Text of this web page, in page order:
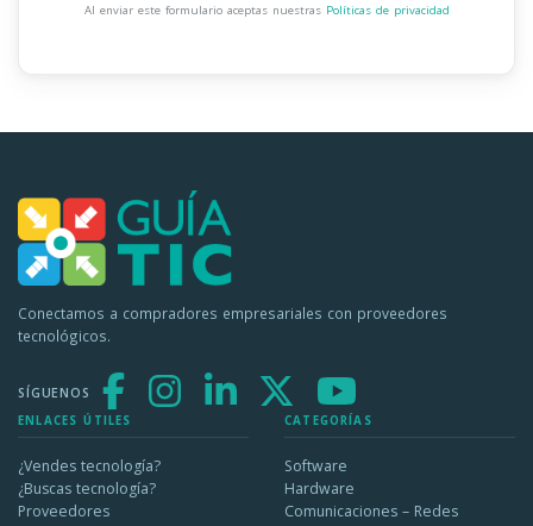
Al enviar este formulario aceptas nuestras Políticas de privacidad
Conectamos a compradores empresariales con proveedores
tecnológicos.
SÍGUENOS
ENLACES ÚTILES
¿Vendes tecnología?
¿Buscas tecnología?
Proveedores
CATEGORÍAS
Software
Hardware
Comunicaciones – Redes